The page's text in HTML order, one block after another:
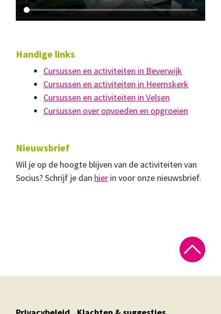
Handige links
Cursussen en activiteiten in Beverwijk
Cursussen en activiteiten in Heemskerk
Cursussen en activiteiten in Velsen
Cursussen over opvoeden en opgroeien
Nieuwsbrief
Wil je op de hoogte blijven van de activiteiten van
Socius? Schrijf je dan hier in voor onze nieuwsbrief.